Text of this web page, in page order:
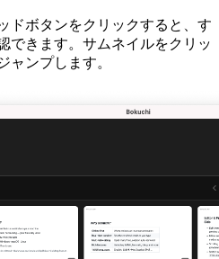
ドボタンをクリックすると、す
できます。サムネイルをクリッ
ャンプします。